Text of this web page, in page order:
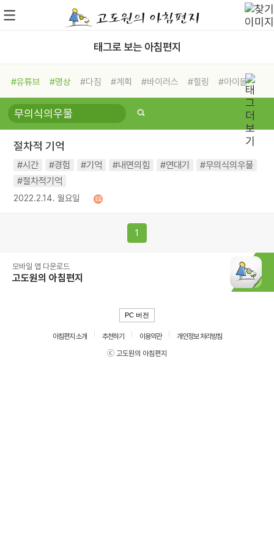
태그로 보는 아침편지
#유튜브 #명상 #다짐 #계획 #바이러스 #힐링
#아이들
#비전캠프
#독서캠프 #삶
#희망
#나눔 #친구 #링컨학교
#독서
#건강
절차적 기억
#시간 #경험 #기억 #내면의힘 #연대기
#무의식의우물
#절차적기억
2022.2.14. 월요일
1
모바일 앱 다운로드
고도원의 아침편지
PC 버전
아침편지 소개 추천하기 이용약관
개인정보 처리방침
ⓒ 고도원의 아침편지